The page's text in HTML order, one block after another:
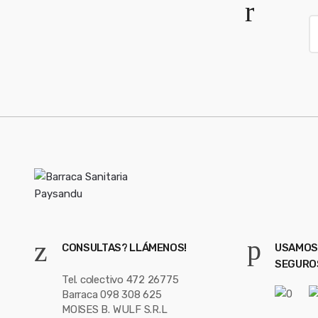
s
a
CONSULTAS? LLÁMENOS!
Tel. colectivo 472 26775
Barraca 098 308 625
MOISES B. WULF S.R.L